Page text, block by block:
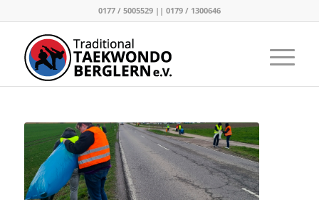
0177 / 5005529 || 0179 / 1300646